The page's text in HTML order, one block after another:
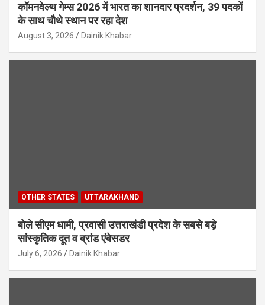
कॉमनवेल्थ गेम्स 2026 में भारत का शानदार प्रदर्शन, 39 पदकों
के साथ चौथे स्थान पर रहा देश
August 3, 2026 Dainik Khabar
OTHER STATES UTTARAKHAND
बोले सीएम धामी, प्रवासी उत्तराखंडी प्रदेश के सबसे बड़े
सांस्कृतिक दूत व ब्रांड एंबेसडर
July 6, 2026 Dainik Khabar